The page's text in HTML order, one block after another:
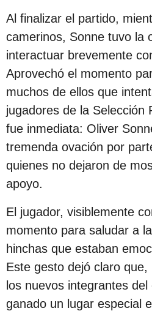
s
d
e
l
a
p
u
b
l
i
c
a
c
i
ó
n
Al finalizar el partido,
camerinos, Sonne tuvo la
interactuar brevemente
Aprovechó el momento
muchos de ellos que
jugadores de la Selección
fue inmediata: Oliver
tremenda ovación por
quienes no dejaron de
apoyo.
El jugador, visiblemente
momento para saludar a
hinchas que estaban
Este gesto dejó claro
los nuevos integrantes
ganado un lugar especial